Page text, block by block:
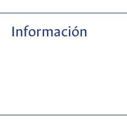
Información